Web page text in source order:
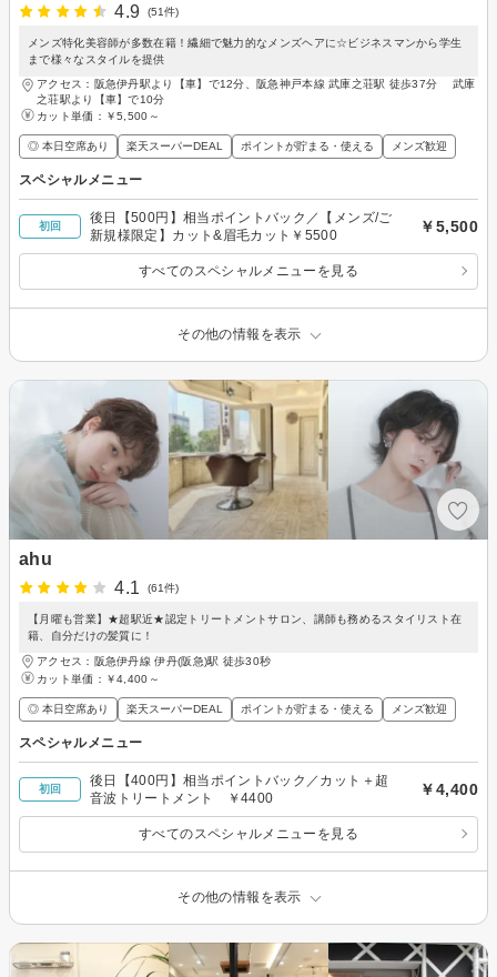
4.9
(51件)
メンズ特化美容師が多数在籍！繊細で魅力的なメンズヘアに☆ビジネスマンから学生
まで様々なスタイルを提供
アクセス：阪急伊丹駅より【車】で12分、阪急神戸本線 武庫之荘駅 徒歩37分 武庫
之荘駅より【車】で10分
カット単価： ￥5,500～
◎ 本日空席あり 楽天スーパーDEAL ポイントが貯まる・使える メンズ歓迎
スペシャルメニュー
初回
後日【500円】相当ポイントバック／【メンズ/ご
新規様限定】カット&眉毛カット￥5500
￥5,500
すべてのスペシャルメニューを見る
その他の情報を表示
ahu
4.1
(61件)
【月曜も営業】★超駅近★認定トリートメントサロン、講師も務めるスタイリスト在
籍、自分だけの髪質に！
アクセス：阪急伊丹線 伊丹(阪急)駅 徒歩30秒
カット単価： ￥4,400～
◎ 本日空席あり 楽天スーパーDEAL ポイントが貯まる・使える メンズ歓迎
スペシャルメニュー
初回
後日【400円】相当ポイントバック／カット＋超
音波トリートメント ￥4400
￥4,400
すべてのスペシャルメニューを見る
その他の情報を表示